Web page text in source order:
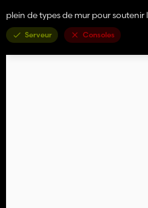
plein de types de mur pour
Serveur Consoles